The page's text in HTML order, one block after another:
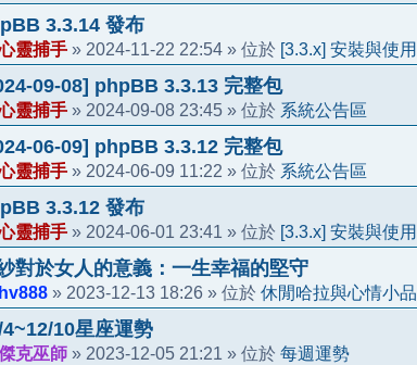
3.3.14 發布
靈捕手 » 2024-11-22 22:54 » 位於 [3.3.x] 安裝與使用
09-08] phpBB 3.3.13 完整包
靈捕手 » 2024-09-08 23:45 » 位於 系統公告區
06-09] phpBB 3.3.12 完整包
靈捕手 » 2024-06-09 11:22 » 位於 系統公告區
3.3.12 發布
靈捕手 » 2024-06-01 23:41 » 位於 [3.3.x] 安裝與使用
對於女人的意義：一生幸福的堅守
hv888 » 2023-12-13 18:26 » 位於 休閒哈拉與心情小品
4~12/10星座運勢
克巫師 » 2023-12-05 21:21 » 位於 每週運勢